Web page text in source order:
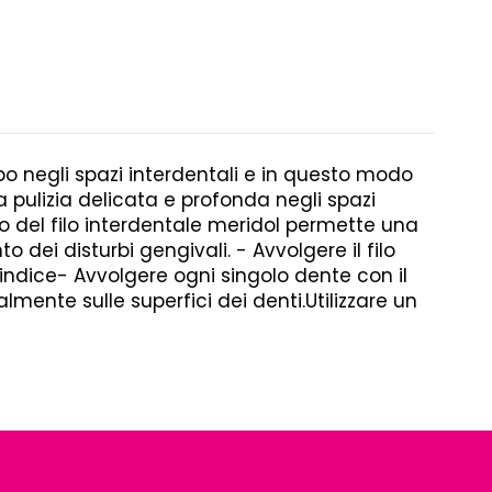
negli spazi interdentali e in questo modo
pulizia delicata e profonda negli spazi
del filo interdentale meridol permette una
dei disturbi gengivali. - Avvolgere il filo
Avvolgere ogni singolo dente con il
sulle superfici dei denti.Utilizzare un